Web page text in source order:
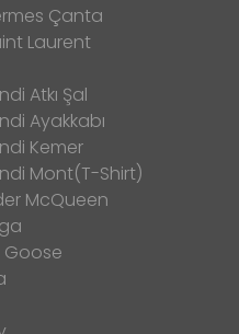
Çanta
Laurent
Atkı Şal
Ayakkabı
Kemer
Mont(T-Shirt)
McQueen